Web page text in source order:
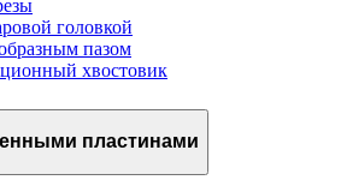
головкой
пазом
хвостовик
пластинами